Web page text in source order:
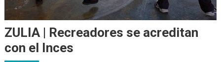
ZULIA | Recreadores se acreditan
con el Inces